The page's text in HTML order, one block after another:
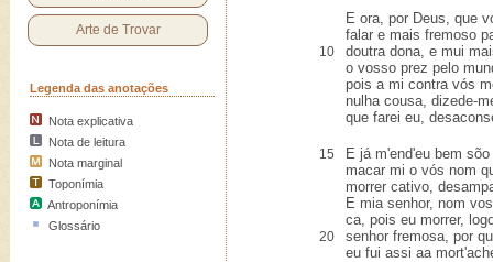
Arte de Trovar
Legenda das anotações
Nota explicativa
Nota de leitura
Nota marginal
Toponímia
Antroponímia
Glossário
E ora, por Deus, que
falar e mais fremoso
10
doutra dona, e mui
o vosso prez pelo
pois a mi contra vós
nulha cousa, dizede-
que farei eu,
15
E já m'end'eu bem
macar mi o vós nom
morrer cativo,
E mia senhor, nom
ca, pois eu morrer,
20
senhor fremosa, por
eu fui assi aa